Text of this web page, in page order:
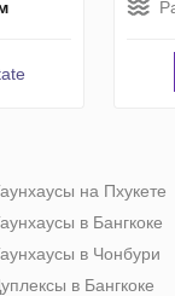
на Пхукете
в Бангкоке
в Чонбури
в Бангкоке